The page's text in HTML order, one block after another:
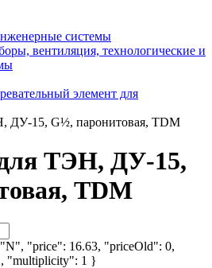
системы
вентиляция, технологические и
элемент для
ДУ-15, G½, паронитовая, TDM
ТЭН, ДУ-15,
TDM
"price": 16.63, "priceOld": 0,
"multiplicity": 1 }